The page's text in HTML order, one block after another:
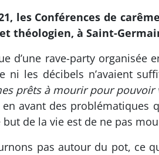
les Conférences de
théologien, à Saint-
d’une rave-party
ni les décibels n’avaient
prêts à mourir pour pouvoir
avant des problématiques
but de la vie est de ne pas
pas autour du pot, ce